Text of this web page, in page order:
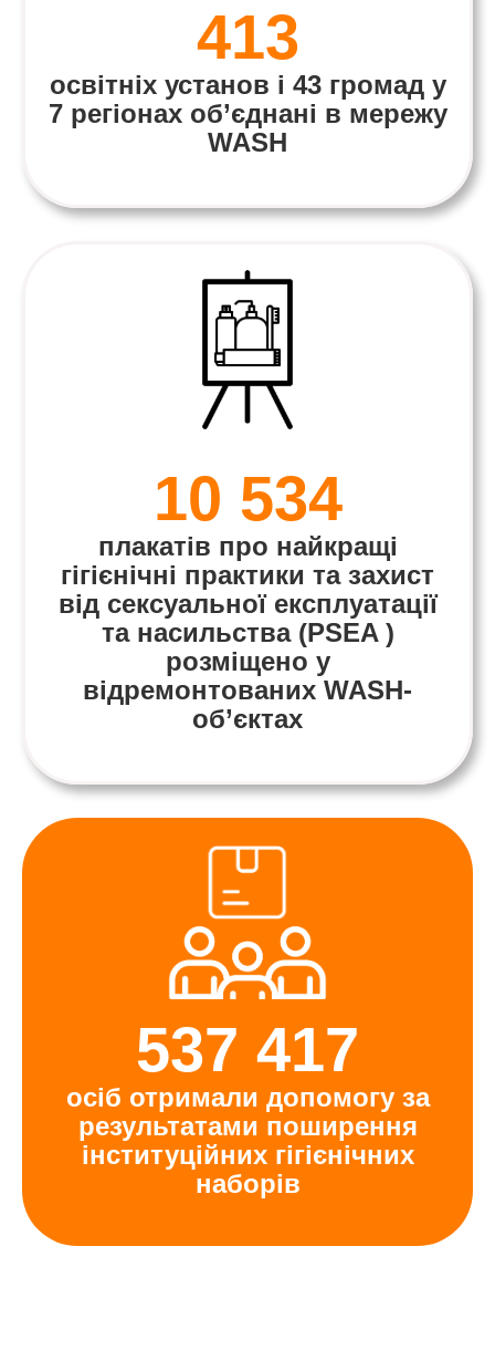
413
освітніх установ і 43 громад у
7 регіонах об’єднані в мережу
WASH
10 534
плакатів про найкращі
гігієнічні практики та захист
від сексуальної експлуатації
та насильства (PSEA )
розміщено у
відремонтованих WASH-
об’єктах
537 417
осіб отримали допомогу за
результатами поширення
інституційних гігієнічних
наборів